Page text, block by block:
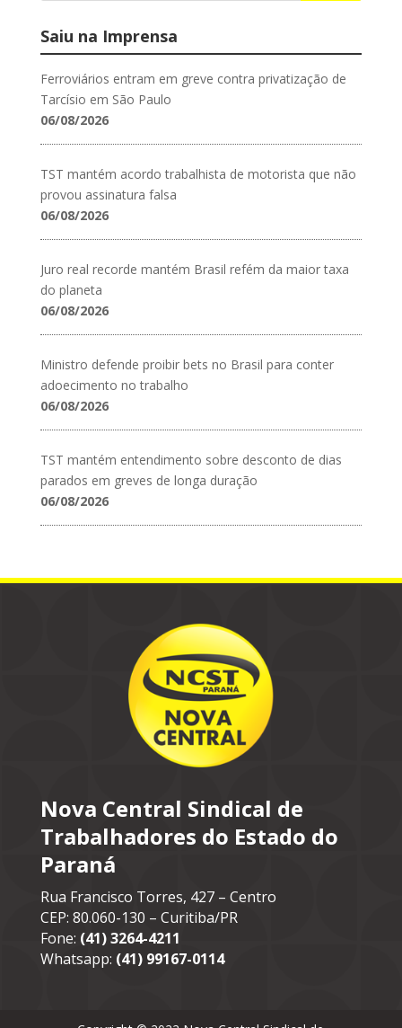
Saiu na Imprensa
Ferroviários entram em greve contra privatização de
Tarcísio em São Paulo
06/08/2026
TST mantém acordo trabalhista de motorista que não
provou assinatura falsa
06/08/2026
Juro real recorde mantém Brasil refém da maior taxa
do planeta
06/08/2026
Ministro defende proibir bets no Brasil para conter
adoecimento no trabalho
06/08/2026
TST mantém entendimento sobre desconto de dias
parados em greves de longa duração
06/08/2026
Nova Central Sindical de
Trabalhadores do Estado do
Paraná
Rua Francisco Torres, 427 – Centro
CEP: 80.060-130 – Curitiba/PR
Fone: (41) 3264-4211
Whatsapp: (41) 99167-0114